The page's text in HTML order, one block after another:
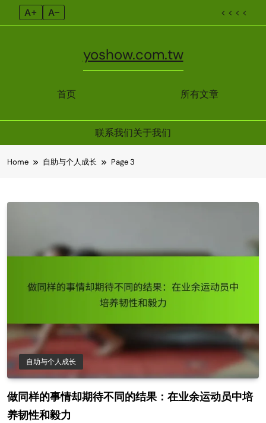
A+ A– < < < <
首页
yoshow.com.tw
所有文章
联系我们关于我们
toHome 自助与个人成长 Page 3
自助与个人成长
做同样的事情却期待不同的结果：在业余运动员中培
养韧性和毅力